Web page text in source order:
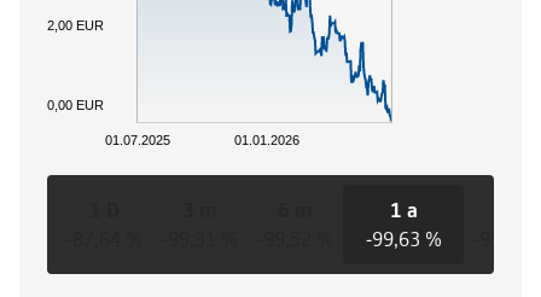
01.01.2026
01.07.2025
0,00 EUR
2,00 EUR
1 a
-99,63 %